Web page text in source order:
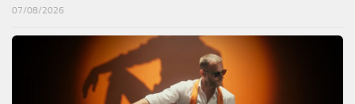
07/08/2026